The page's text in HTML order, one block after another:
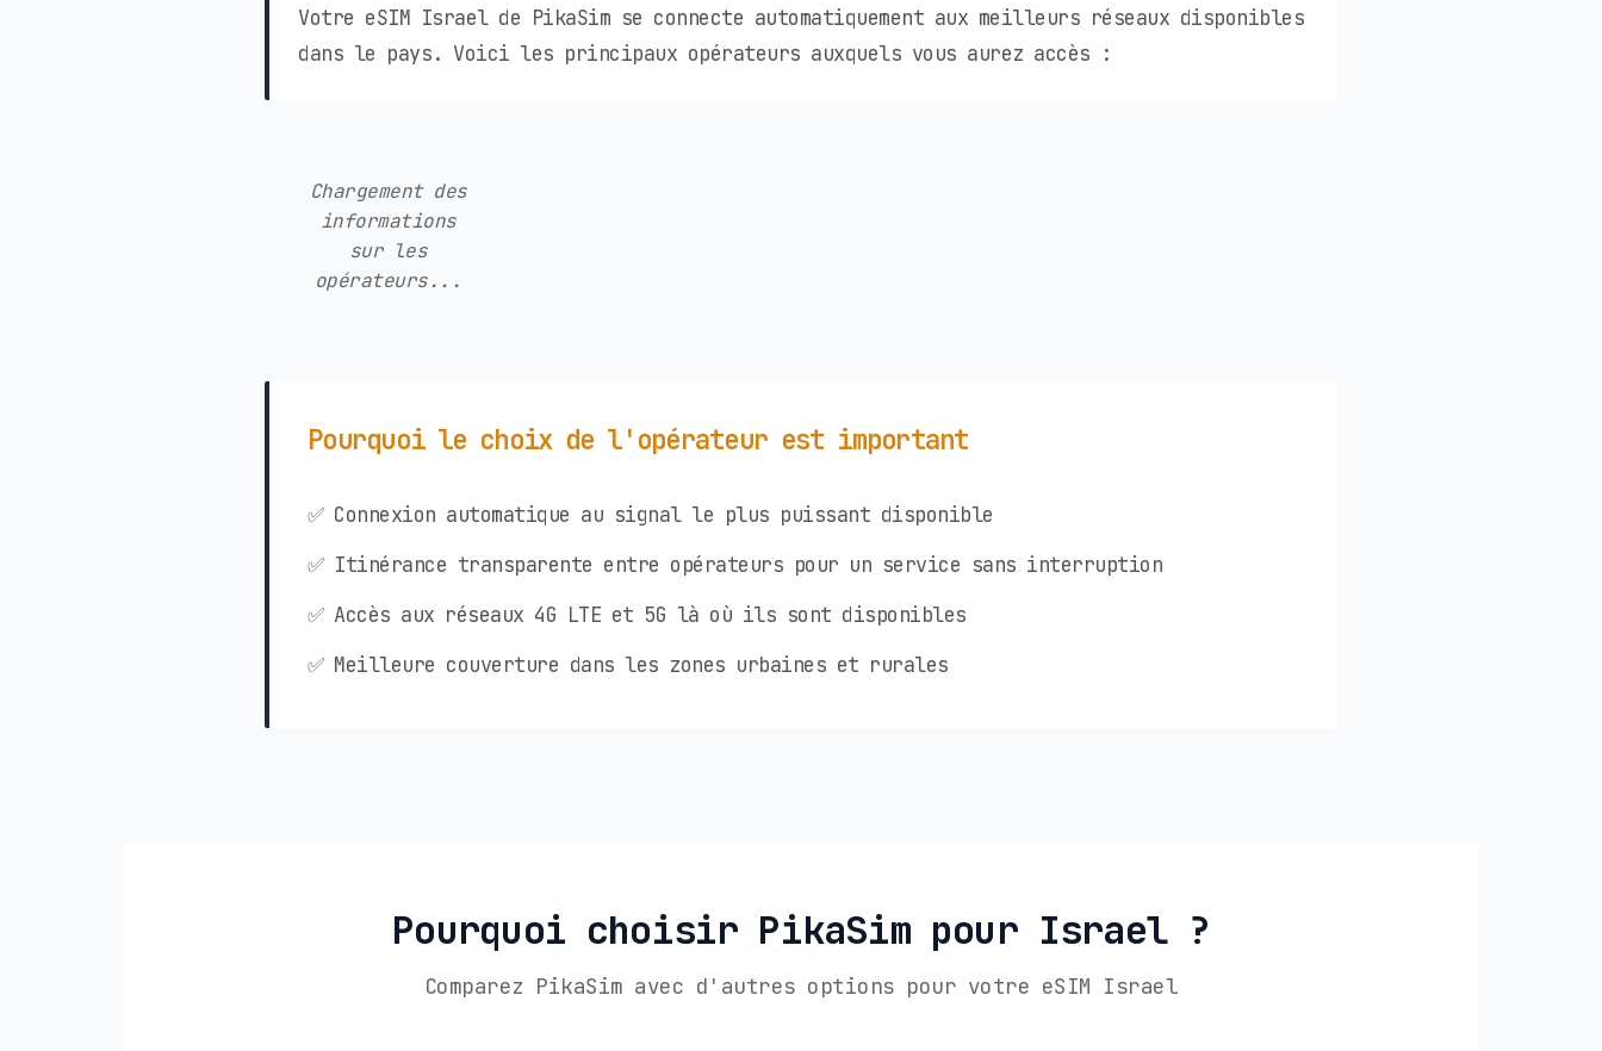
Votre eSIM Israel de PikaSim se connecte automatiquement aux meilleurs réseaux disponibles
dans le pays. Voici les principaux opérateurs auxquels vous aurez accès :
Chargement des
informations
sur les
opérateurs...
Pourquoi le choix de l'opérateur est important
✅ Connexion automatique au signal le plus puissant disponible
✅ Itinérance transparente entre opérateurs pour un service sans interruption
✅ Accès aux réseaux 4G LTE et 5G là où ils sont disponibles
✅ Meilleure couverture dans les zones urbaines et rurales
Pourquoi choisir PikaSim pour Israel ?
Comparez PikaSim avec d'autres options pour votre eSIM Israel